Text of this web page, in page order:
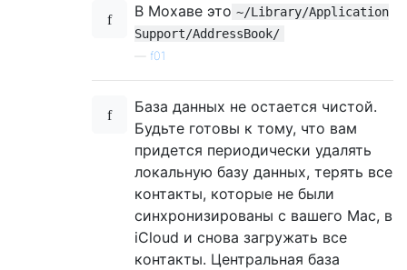
В Мохаве это ~/Library/Application
Support/AddressBook/
f01
База данных не остается чистой.
Будьте готовы к тому, что вам
придется периодически удалять
локальную базу данных, терять все
контакты, которые не были
синхронизированы с вашего Mac, в
iCloud и снова загружать все
контакты. Центральная база